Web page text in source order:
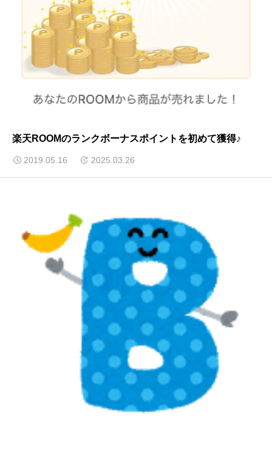
楽天ROOMのランクボーナスポイントを初めて獲得♪
2019.05.16 2025.03.26